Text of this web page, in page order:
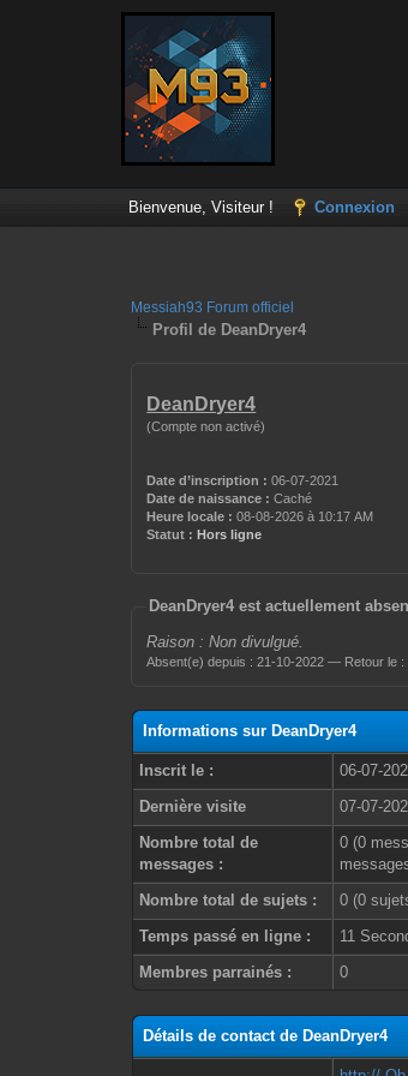
Bienvenue, Visiteur ! Connexion
Messiah93 Forum officiel
Profil de DeanDryer4
DeanDryer4
(Compte non activé)
Date d’inscription : 06-07-2021
Date de naissance : Caché
Heure locale : 08-08-2026 à 10:17 AM
Statut : Hors ligne
DeanDryer4 est actuellement
Raison : Non divulgué.
Absent(e) depuis : 21-10-2022 — Retour le :
Informations sur DeanDryer4
Inscrit le :
06-07-
Dernière visite
07-07-
Nombre total de
messages :
0 (0
Nombre total de sujets :
0 (0
Temps passé en ligne :
11
Membres parrainés :
0
Détails de contact de DeanDryer4